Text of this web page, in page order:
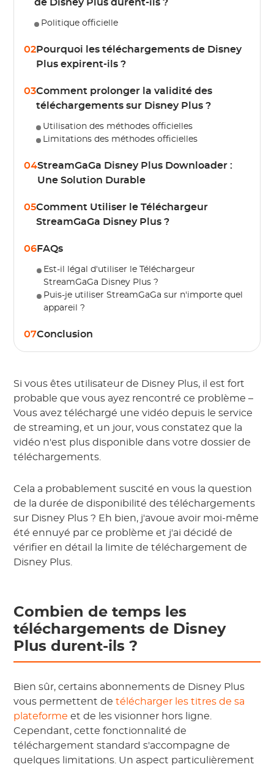
de Disney Plus durent-ils ?
Politique officielle
02Pourquoi les téléchargements de Disney
Plus expirent-ils ?
03Comment prolonger la validité des
téléchargements sur Disney Plus ?
Utilisation des méthodes officielles
Limitations des méthodes officielles
04StreamGaGa Disney Plus Downloader :
Une Solution Durable
05Comment Utiliser le Téléchargeur
StreamGaGa Disney Plus ?
06FAQs
Est-il légal d'utiliser le Téléchargeur
StreamGaGa Disney Plus ?
Puis-je utiliser StreamGaGa sur n'importe quel
appareil ?
07Conclusion
Si vous êtes utilisateur de Disney Plus, il est fort
probable que vous ayez rencontré ce problème –
Vous avez téléchargé une vidéo depuis le service
de streaming, et un jour, vous constatez que la
vidéo n'est plus disponible dans votre dossier de
téléchargements.
Cela a probablement suscité en vous la question
de la durée de disponibilité des téléchargements
sur Disney Plus ? Eh bien, j'avoue avoir moi-même
été ennuyé par ce problème et j'ai décidé de
vérifier en détail la limite de téléchargement de
Disney Plus.
Combien de temps les
téléchargements de Disney
Plus durent-ils ?
Bien sûr, certains abonnements de Disney Plus
vous permettent detélécharger les titres de sa
plateforme et de les visionner hors ligne.
Cependant, cette fonctionnalité de
téléchargement standard s'accompagne de
quelques limitations. Un aspect particulièrement